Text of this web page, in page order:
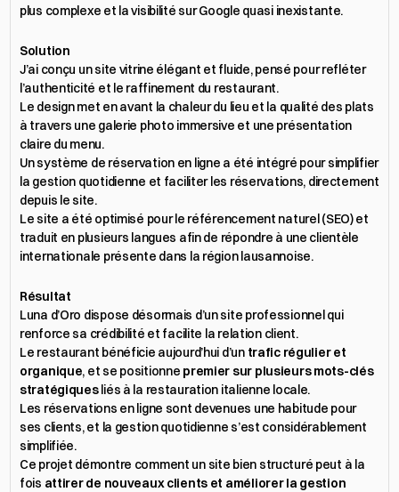
plus complexe et la visibilité sur Google quasi inexistante.
Solution
J’ai conçu un site vitrine élégant et fluide, pensé pour refléter
l’authenticité et le raffinement du restaurant.
Le design met en avant la chaleur du lieu et la qualité des plats
à travers une galerie photo immersive et une présentation
claire du menu.
Un système de réservation en ligne a été intégré pour simplifier
la gestion quotidienne et faciliter les réservations, directement
depuis le site.
Le site a été optimisé pour le référencement naturel (SEO) et
traduit en plusieurs langues afin de répondre à une clientèle
internationale présente dans la région lausannoise.
Résultat
Luna d’Oro dispose désormais d’un site professionnel qui
renforce sa crédibilité et facilite la relation client.
Le restaurant bénéficie aujourd’hui d’un trafic régulier et
organique, et se positionne premier sur plusieurs mots-clés
stratégiques liés à la restauration italienne locale.
Les réservations en ligne sont devenues une habitude pour
ses clients, et la gestion quotidienne s’est considérablement
simplifiée.
Ce projet démontre comment un site bien structuré peut à la
fois attirer de nouveaux clients et améliorer la gestion